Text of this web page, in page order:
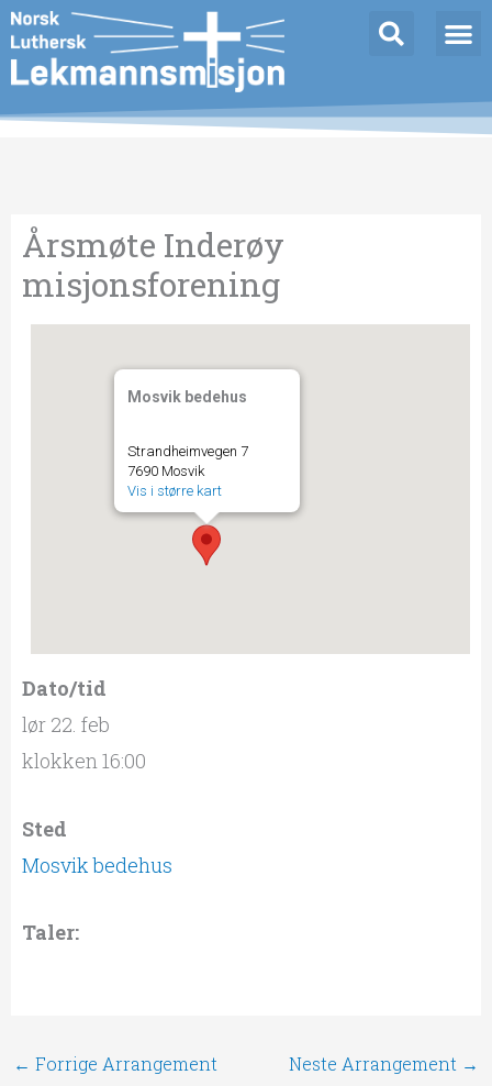
Hopp
rett
til
innholdet
Årsmøte Inderøy
misjonsforening
Mosvik bedehus
Strandheimvegen 7
7690 Mosvik
Vis i større kart
Dato/tid
lør 22. feb
klokken 16:00
Sted
Mosvik bedehus
Taler:
← Forrige Arrangement Neste Arrangement →